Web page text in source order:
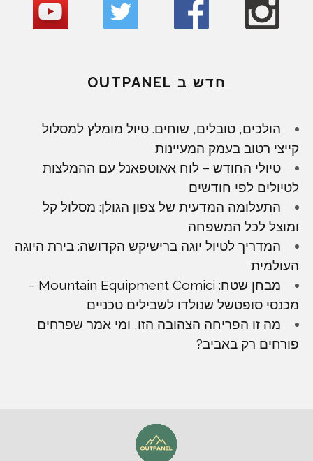
חדש ב OUTPANEL
הולכים, טובלים, שוחים. טיול מומלץ למסלול
קייצי רטוב בעמק המעיינות
טיולי החודש – לוח אאוטפאנל עם ההמלצות
לטיולים לפי חודשים
התעלומה המדעית של צפון הגולן: מסלול קל
ומוצל לכל המשפחה
המדריך לטיול יוגה ברישיקש הקדושה: בירת היוגה
העולמית
מבחן שטח: Mountain Equipment Comici –
מכנסי סופטשל שנולדו לשבילים טכניים
מה זו הפריחה הצהובה הזו, ומי אמר שפרחים
פורחים רק באביב?